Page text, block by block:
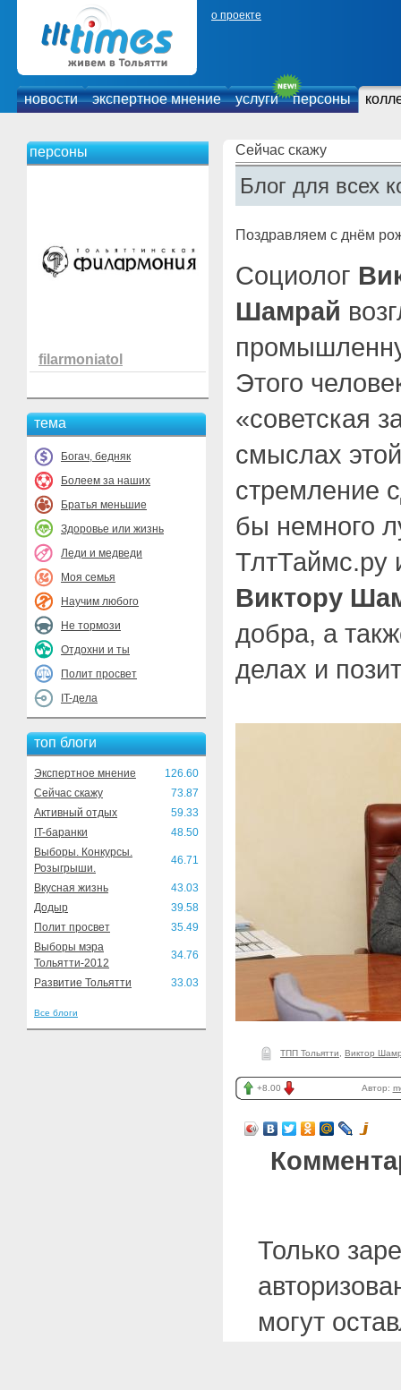
о проекте
новости экспертное мнение услуги персоны
персоны
filarmoniatol
тема
Богач, бедняк
Болеем за наших
Братья меньшие
Здоровье или жизнь
Леди и медведи
Моя семья
Научим любого
Не тормози
Отдохни и ты
Полит просвет
IT-дела
топ блоги
Экспертное мнение
126.60
Сейчас скажу
73.87
Активный отдых
59.33
IT-баранки
48.50
Выборы. Конкурсы.
Розыгрыши.
46.71
Вкусная жизнь
43.03
Додыр
39.58
Полит просвет
35.49
Выборы мэра
Тольятти-2012
34.76
Развитие Тольятти 33.03
Все блоги
Сейчас скажу
Блог для всех
Поздравляем с днём
Социолог
Шамрай
Этого
«советская
смыслах
стремление
бы немного
ТлтТаймс.ру
Виктору
добра, а
делах и
ТПП Тольятти Виктор
+8.00 Автор:
Только
могут